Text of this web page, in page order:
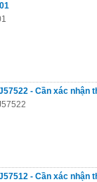
- Cần xác nhận
- Cần xác nhận